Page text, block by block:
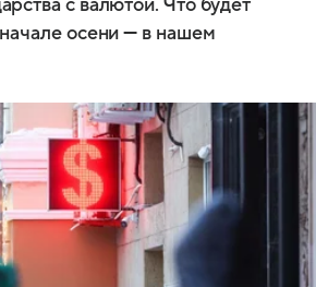
с валютой. Что будет
осени — в нашем